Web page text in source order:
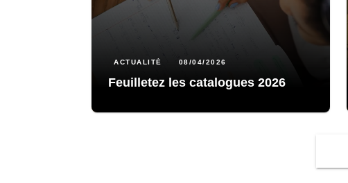
ACTUALITÉ 08/04/2026
Feuilletez les catalogues 2026